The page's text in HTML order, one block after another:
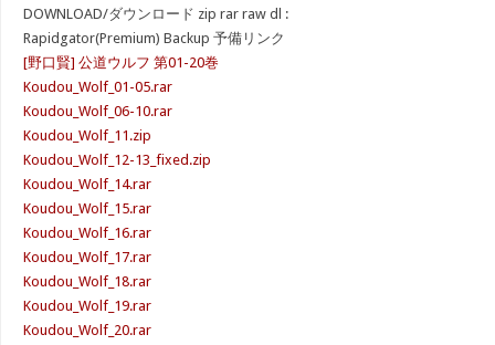
DOWNLOAD/ダウンロード zip rar raw dl :
Rapidgator(Premium) Backup 予備リンク
[野口賢] 公道ウルフ 第01-20巻
Koudou_Wolf_01-05.rar
Koudou_Wolf_06-10.rar
Koudou_Wolf_11.zip
Koudou_Wolf_12-13_fixed.zip
Koudou_Wolf_14.rar
Koudou_Wolf_15.rar
Koudou_Wolf_16.rar
Koudou_Wolf_17.rar
Koudou_Wolf_18.rar
Koudou_Wolf_19.rar
Koudou_Wolf_20.rar